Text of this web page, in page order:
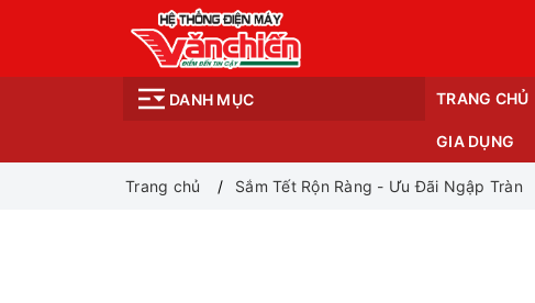
DANH MỤC TRANG CHỦ
GIA DỤNG
Trang chủ Sắm Tết Rộn Ràng - Ưu Đãi Ngập Tràn